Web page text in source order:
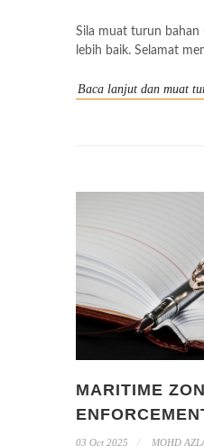
Sila muat turun bahan
lebih baik. Selamat
Baca lanjut dan muat
MARITIME
03 Oct 2025 MOHD